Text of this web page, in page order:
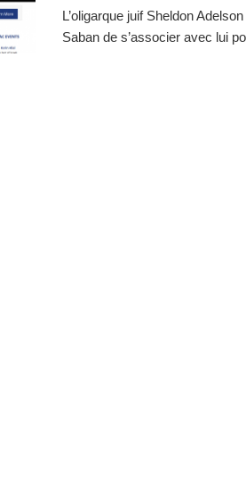
L’oligarque juif Sheldon
Saban de s’associer avec lui